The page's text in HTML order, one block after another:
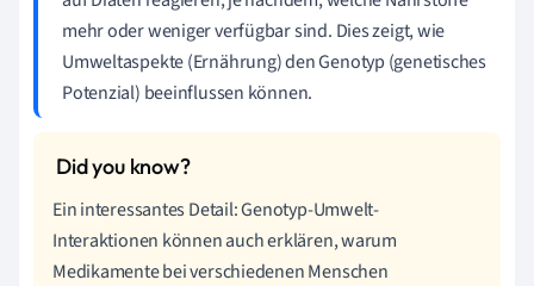
mehr oder weniger verfügbar sind. Dies zeigt, wie
Umweltaspekte (Ernährung) den Genotyp (genetisches
Potenzial) beeinflussen können.
Ein interessantes Detail: Genotyp-Umwelt-
Interaktionen können auch erklären, warum
Medikamente bei verschiedenen Menschen